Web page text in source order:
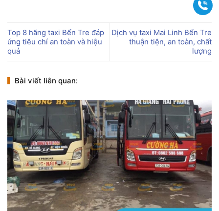
Top 8 hãng taxi Bến Tre đáp
ứng tiêu chí an toàn và hiệu
quả
Dịch vụ taxi Mai Linh Bến Tre
thuận tiện, an toàn, chất
lượng
Bài viết liên quan: